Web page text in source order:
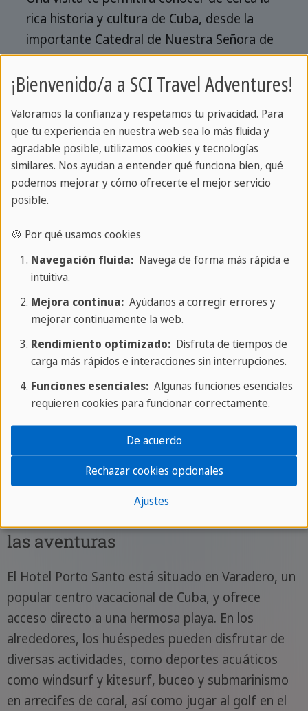
rica historia y cultura de Cuba, desde la
importante Catedral de Nuestra Señora de
la Asunción hasta la famosa Cruz de la
Parra. Baracoa también es conocida por su
Reserva de la Biosfera de Cuchillas del Toa,
con una gran variedad de especies
vegetales y animales endémicas.
Ocio y actividades
las aventuras
El Hotel Porto Santo está situado en Varadero, un
popular centro vacacional de Cuba, y ofrece
acceso directo a una hermosa playa. En los
alrededores, los huéspedes pueden disfrutar de
diversas actividades, como deportes acuáticos
como windsurf y kitesurf, buceo y submarinismo
en arrecifes de coral, así como jugar al golf en el
¡Bienvenido/a a SCI Travel Adventures!
Valoramos la confianza y respetamos tu privacidad. Para
que tu experiencia en nuestra web sea lo más fluida y
agradable posible, utilizamos cookies y tecnologías
similares. Nos ayudan a entender qué funciona bien, qué
podemos mejorar y cómo ofrecerte el mejor servicio
posible.
🍪 Por qué usamos cookies
Navegación fluida:Navega de forma más rápida e
intuitiva.
Mejora continua:Ayúdanos a corregir errores y
mejorar continuamente la web.
Rendimiento optimizado:Disfruta de tiempos de
carga más rápidos e interacciones sin interrupciones.
Funciones esenciales:Algunas funciones esenciales
requieren cookies para funcionar correctamente.
Ajustes
Rechazar cookies opcionales
De acuerdo